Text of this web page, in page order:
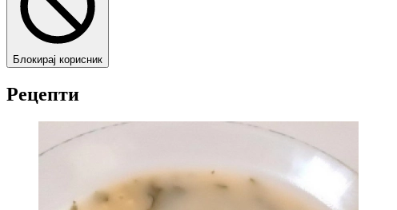
Блокирај корисник
Рецепти